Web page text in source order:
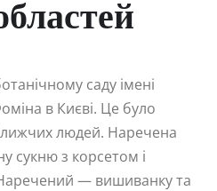
саду імені
в Києві. Це було
людей. Наречена
сукню з корсетом і
— вишиванку та